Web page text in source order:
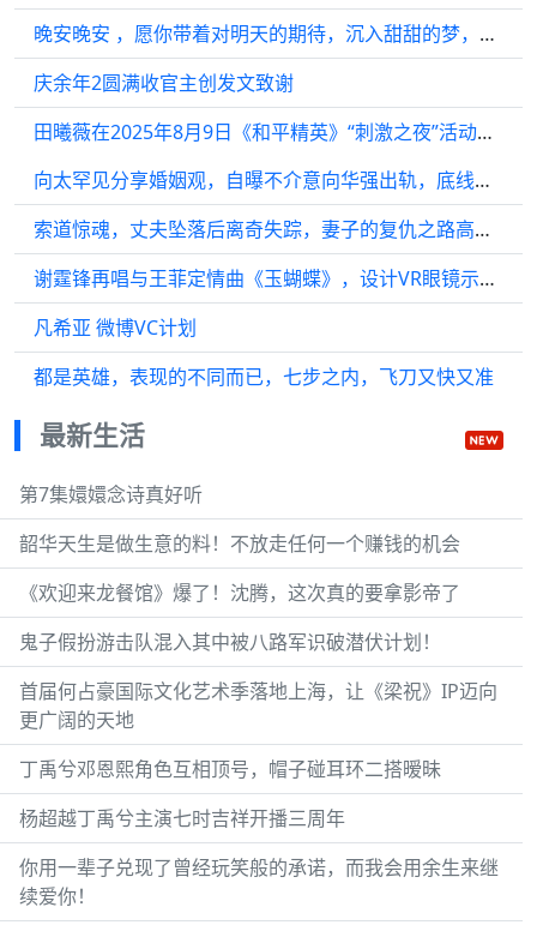
晚安晚安 ，愿你带着对明天的期待，沉入甜甜的梦，@邓为D 邓为风月不相关
庆余年2圆满收官主创发文致谢
田曦薇在2025年8月9日《和平精英》“刺激之夜”活动中的
向太罕见分享婚姻观，自曝不介意向华强出轨，底线是不能碰女明星
索道惊魂，丈夫坠落后离奇失踪，妻子的复仇之路高能不断 (3)
谢霆锋再唱与王菲定情曲《玉蝴蝶》，设计VR眼镜示爱，万人合唱好震撼
凡希亚 微博VC计划
都是英雄，表现的不同而已，七步之内，飞刀又快又准
最新生活
第7集嬛嬛念诗真好听
韶华天生是做生意的料！不放走任何一个赚钱的机会
《欢迎来龙餐馆》爆了！沈腾，这次真的要拿影帝了
鬼子假扮游击队混入其中被八路军识破潜伏计划！
首届何占豪国际文化艺术季落地上海，让《梁祝》IP迈向
更广阔的天地
丁禹兮邓恩熙角色互相顶号，帽子碰耳环二搭暧昧
杨超越丁禹兮主演七时吉祥开播三周年
你用一辈子兑现了曾经玩笑般的承诺，而我会用余生来继
续爱你！